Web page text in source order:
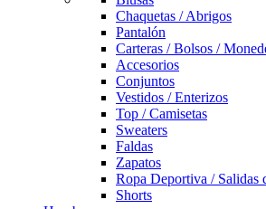
Chaquetas / Abrigos
Pantalón
Carteras / Bolsos /
Accesorios
Conjuntos
Vestidos / Enterizos
Top / Camisetas
Sweaters
Faldas
Zapatos
Ropa Deportiva / Salidas
Shorts